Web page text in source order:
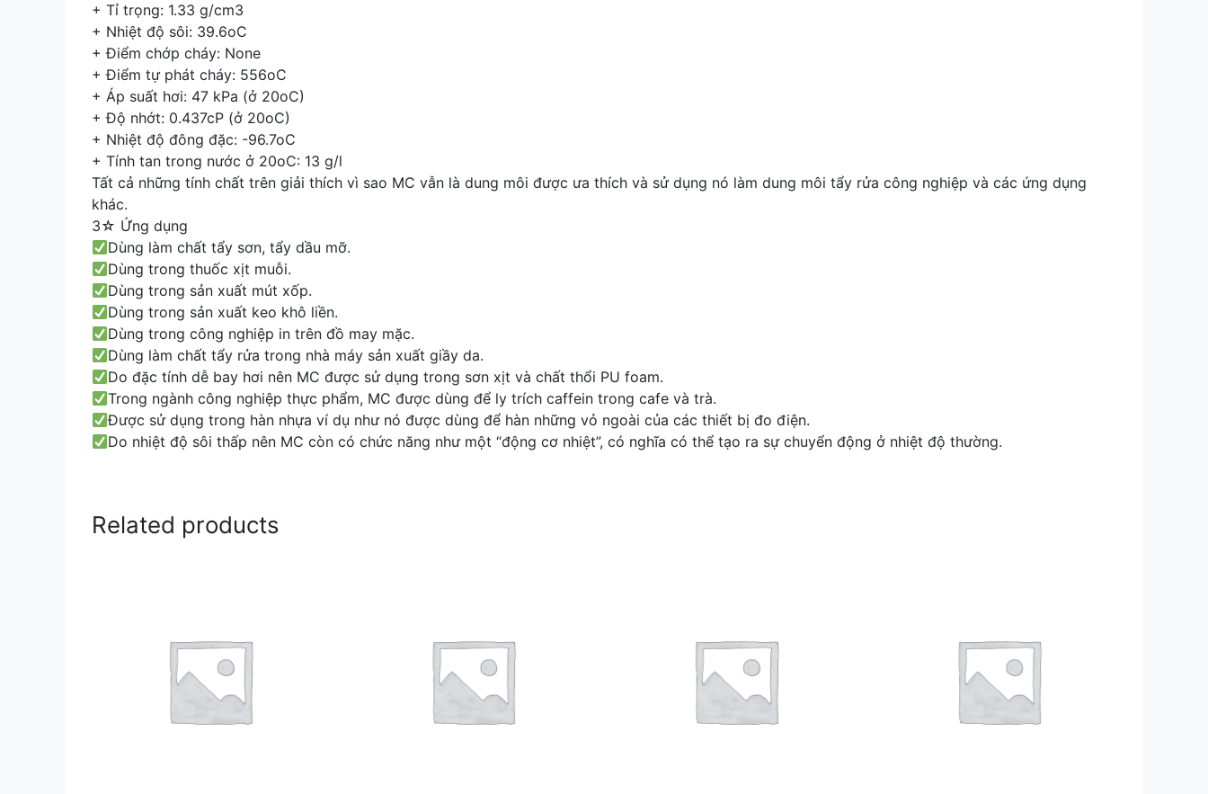
+ Tỉ trọng: 1.33 g/cm3
+ Nhiệt độ sôi: 39.6oC
+ Điểm chớp cháy: None
+ Điểm tự phát cháy: 556oC
+ Áp suất hơi: 47 kPa (ở 20oC)
+ Độ nhớt: 0.437cP (ở 20oC)
+ Nhiệt độ đông đặc: -96.7oC
+ Tính tan trong nước ở 20oC: 13 g/l
Tất cả những tính chất trên giải thích vì sao MC vẫn là dung môi được ưa thích và sử dụng nó làm dung môi tẩy rửa công nghiệp và các ứng dụng
khác.
3☆ Ứng dụng
Dùng làm chất tẩy sơn, tẩy dầu mỡ.
Dùng trong thuốc xịt muỗi.
Dùng trong sản xuất mút xốp.
Dùng trong sản xuất keo khô liền.
Dùng trong công nghiệp in trên đồ may mặc.
Dùng làm chất tẩy rửa trong nhà máy sản xuất giầy da.
Do đặc tính dễ bay hơi nên MC được sử dụng trong sơn xịt và chất thổi PU foam.
Trong ngành công nghiệp thực phẩm, MC được dùng để ly trích caffein trong cafe và trà.
Được sử dụng trong hàn nhựa ví dụ như nó được dùng để hàn những vỏ ngoài của các thiết bị đo điện.
Do nhiệt độ sôi thấp nên MC còn có chức năng như một “động cơ nhiệt”, có nghĩa có thể tạo ra sự chuyển động ở nhiệt độ thường.
Related products